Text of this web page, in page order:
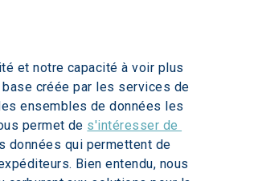
et notre capacité à voir plus
créée par les services de
ensembles de données les
permet de s'intéresser de
données qui permettent de
Bien entendu, nous